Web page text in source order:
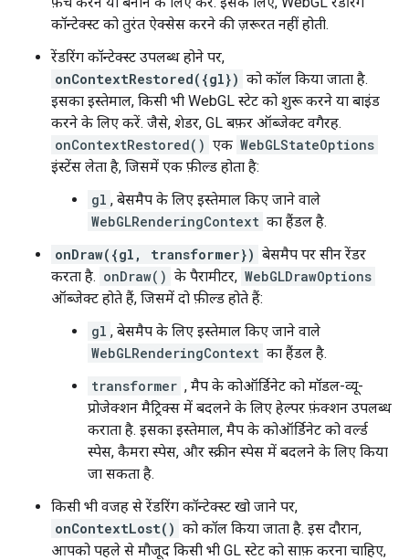
कॉन्टेक्स्ट को तुरंत ऐक्सेस करने की ज़रूरत नहीं होती.
रेंडरिंग कॉन्टेक्स्ट उपलब्ध होने पर,
onContextRestored({gl}) को कॉल किया जाता है.
इसका इस्तेमाल, किसी भी WebGL स्टेट को शुरू करने या बाइंड
करने के लिए करें. जैसे, शेडर, GL बफ़र ऑब्जेक्ट वगैरह.
onContextRestored() एक WebGLStateOptions
इंस्टेंस लेता है, जिसमें एक फ़ील्ड होता है:
gl , बेसमैप के लिए इस्तेमाल किए जाने वाले
WebGLRenderingContext का हैंडल है.
onDraw({gl, transformer}) बेसमैप पर सीन रेंडर
करता है. onDraw() के पैरामीटर, WebGLDrawOptions
ऑब्जेक्ट होते हैं, जिसमें दो फ़ील्ड होते हैं:
gl , बेसमैप के लिए इस्तेमाल किए जाने वाले
WebGLRenderingContext का हैंडल है.
transformer , मैप के कोऑर्डिनेट को मॉडल-व्यू-
प्रोजेक्शन मैट्रिक्स में बदलने के लिए हेल्पर फ़ंक्शन उपलब्ध
कराता है. इसका इस्तेमाल, मैप के कोऑर्डिनेट को वर्ल्ड
स्पेस, कैमरा स्पेस, और स्क्रीन स्पेस में बदलने के लिए किया
जा सकता है.
किसी भी वजह से रेंडरिंग कॉन्टेक्स्ट खो जाने पर,
onContextLost() को कॉल किया जाता है. इस दौरान,
आपको पहले से मौजूद किसी भी GL स्टेट को साफ़ करना चाहिए,